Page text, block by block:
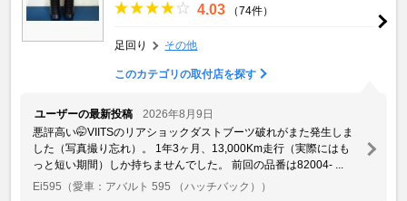
4.03 （74件）
足回り その他
このカテゴリの取付店を探す
ユーザーの最新投稿
2026年8月9日
悪評高い🤭VIITSのリアショックダストブーツ破れがまた発生しま
した（写真撮り忘れ）。 1年3ヶ月、13,000Km走行（実際にはも
っと短い期間）しか持ちませんでした。 前回の品番は82004- ...
Ei595 （愛車：アバルト 595 （ハッチバック））